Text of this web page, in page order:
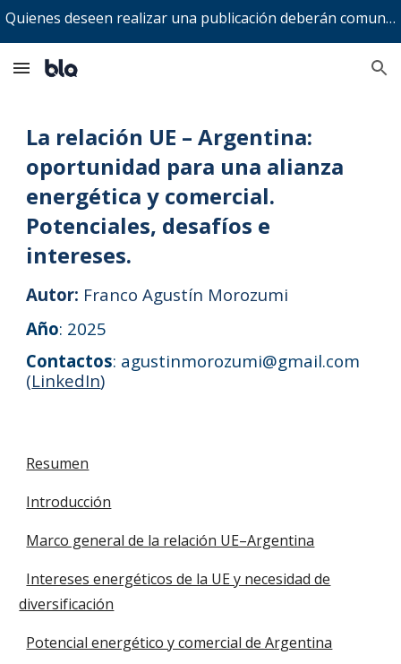
Quienes deseen realizar una publicación deberán comunicarse a bitacoralegalenaccion@gmail.com
La relación UE – Argentina:
oportunidad para una alianza
energética y comercial.
Potenciales, desafíos e
intereses.
Autor: Franco Agustín Morozumi
Año: 2025
Contactos: agustinmorozumi@gmail.com
(LinkedIn)
Resumen
Introducción
Marco general de la relación UE–Argentina
Intereses energéticos de la UE y necesidad de
diversificación
Potencial energético y comercial de Argentina